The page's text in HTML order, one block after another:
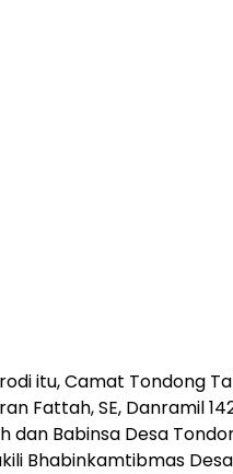
itu, Camat Tondong
Fattah, SE, Danramil
dan Babinsa Desa
Bhabinkamtibmas